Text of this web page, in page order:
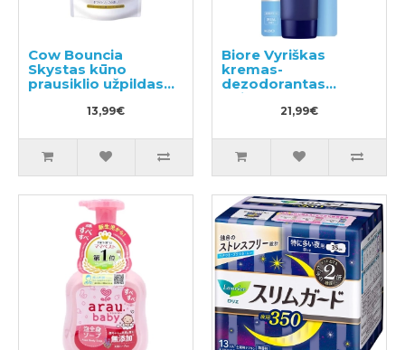
Cow Bouncia
Skystas kūno
prausiklio užpildas
13,99€
Biore Vyriškas
kremas-
dezodorantas
kojoms 70g
21,99€